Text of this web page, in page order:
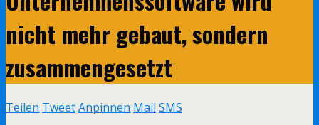
nicht mehr gebaut, sondern
zusammengesetzt
Teilen TweetAnpinnen Mail SMS